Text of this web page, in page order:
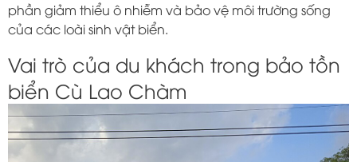
phần giảm thiểu ô nhiễm và bảo vệ môi trường sống
của các loài sinh vật biển.
Vai trò của du khách trong bảo tồn
biển Cù Lao Chàm